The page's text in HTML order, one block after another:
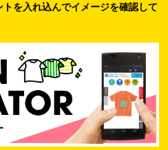
を入れ込んでイメージを確認して